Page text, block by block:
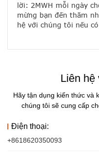
lời: 2MWH mỗi ngày
mừng bạn đến thăm
hệ với chúng tôi nếu
Liên hệ
Hãy tận dụng kiến ​​thức và
chúng tôi sẽ cung cấp
Điện thoại:
+8618620350093